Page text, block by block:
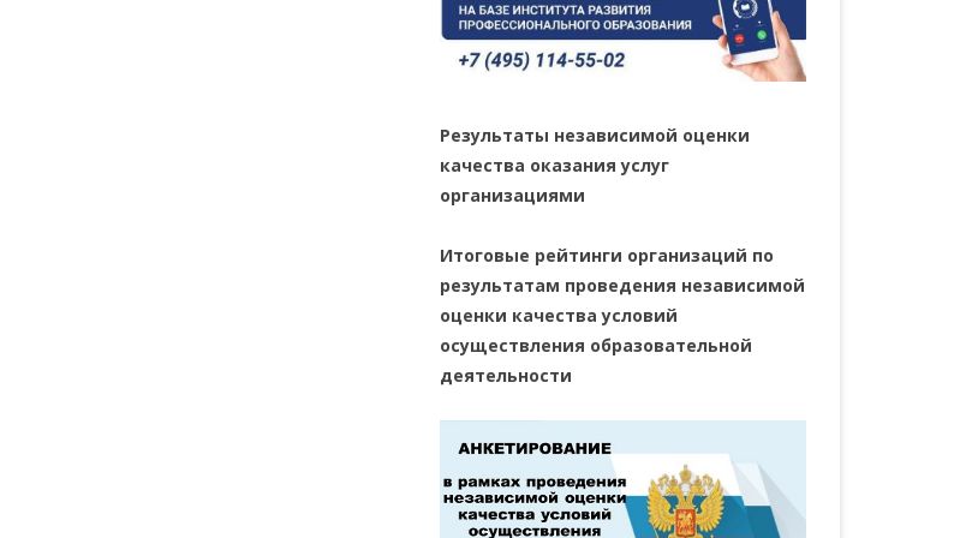
Результаты независимой оценки
качества оказания услуг
организациями
Итоговые рейтинги организаций по
результатам проведения независимой
оценки качества условий
осуществления образовательной
деятельности